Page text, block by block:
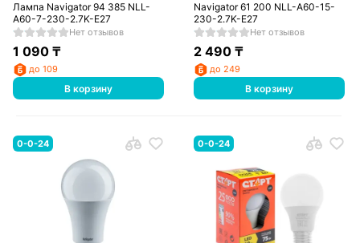
Лампа Navigator 94 385 NLL-
A60-7-230-2.7K-E27
Нет отзывов
1 090₸
до 109
В корзину
Navigator 61 200 NLL-A60-15-
230-2.7K-E27
Нет отзывов
2 490 ₸
до 249
В корзину
0-0-24 0-0-24